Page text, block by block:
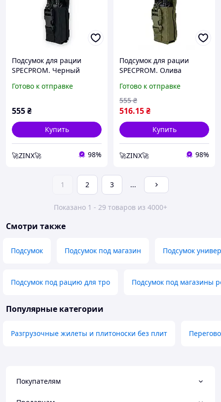
Подсумок для рации
SPECPROM. Черный
Готово к отправке
555₴
Купить
🚀ZINX🚀 98%
Подсумок для рации
SPECPROM. Олива
Готово к отправке
516.15₴
555 ₴
Купить
🚀ZINX🚀 98%
1 2 3 ...
Показано 1 - 29 товаров из 4000+
Смотри также
Подсумок Подсумок под магазин Подсумок
Подсумок под рацию для тро Подсумок под магазины
Популярные категории
Разгрузочные жилеты и плитоноски без плит
Покупателям